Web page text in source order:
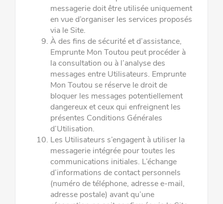
messagerie doit être utilisée uniquement
en vue d’organiser les services proposés
via le Site.
À des fins de sécurité et d’assistance,
Emprunte Mon Toutou peut procéder à
la consultation ou à l’analyse des
messages entre Utilisateurs. Emprunte
Mon Toutou se réserve le droit de
bloquer les messages potentiellement
dangereux et ceux qui enfreignent les
présentes Conditions Générales
d’Utilisation.
Les Utilisateurs s’engagent à utiliser la
messagerie intégrée pour toutes les
communications initiales. L’échange
d’informations de contact personnels
(numéro de téléphone, adresse e-mail,
adresse postale) avant qu’une